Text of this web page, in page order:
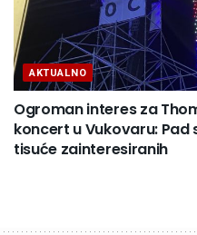
AKTUALNO
Ogroman interes za
koncert u Vukovaru:
tisuće zainteresiranih